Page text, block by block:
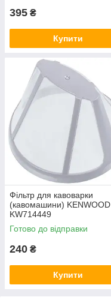
395 ₴
Купити
Фільтр для кавоварки
(кавомашини) KENWOOD
KW714449
Готово до відправки
240 ₴
Купити